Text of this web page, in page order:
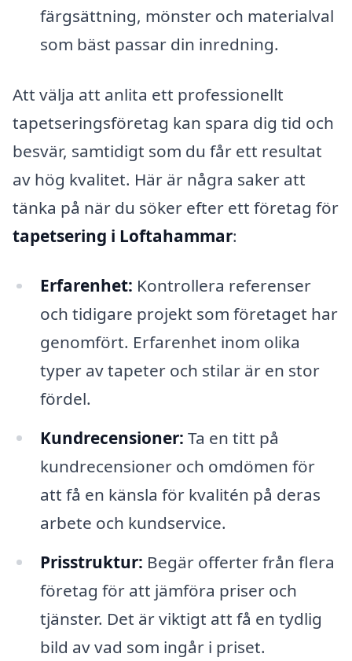
färgsättning, mönster och materialval
som bäst passar din inredning.
Att välja att anlita ett professionellt
tapetseringsföretag kan spara dig tid och
besvär, samtidigt som du får ett resultat
av hög kvalitet. Här är några saker att
tänka på när du söker efter ett företag för
tapetsering i Loftahammar:
Erfarenhet: Kontrollera referenser
och tidigare projekt som företaget har
genomfört. Erfarenhet inom olika
typer av tapeter och stilar är en stor
fördel.
Kundrecensioner: Ta en titt på
kundrecensioner och omdömen för
att få en känsla för kvalitén på deras
arbete och kundservice.
Prisstruktur: Begär offerter från flera
företag för att jämföra priser och
tjänster. Det är viktigt att få en tydlig
bild av vad som ingår i priset.